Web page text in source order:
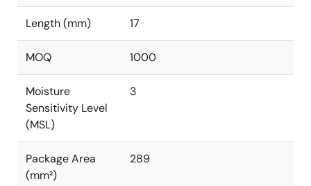
Length (mm) 17
MOQ 1000
Moisture
Sensitivity Level
(MSL)
3
Package Area
(mm²)
289